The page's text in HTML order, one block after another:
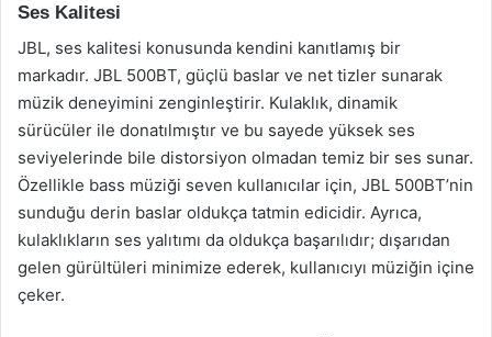
Ses Kalitesi
JBL, ses kalitesi konusunda kendini kanıtlamış bir
markadır. JBL 500BT, güçlü baslar ve net tizler sunarak
müzik deneyimini zenginleştirir. Kulaklık, dinamik
sürücüler ile donatılmıştır ve bu sayede yüksek ses
seviyelerinde bile distorsiyon olmadan temiz bir ses sunar.
Özellikle bass müziği seven kullanıcılar için, JBL 500BT’nin
sunduğu derin baslar oldukça tatmin edicidir. Ayrıca,
kulaklıkların ses yalıtımı da oldukça başarılıdır; dışarıdan
gelen gürültüleri minimize ederek, kullanıcıyı müziğin içine
çeker.